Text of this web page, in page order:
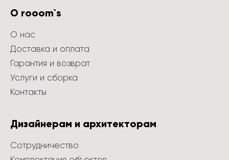
О rooom`s
О нас
Доставка и оплата
Гарантия и возврат
Услуги и сборка
Контакты
Дизайнерам и архитекторам
Сотрудничество